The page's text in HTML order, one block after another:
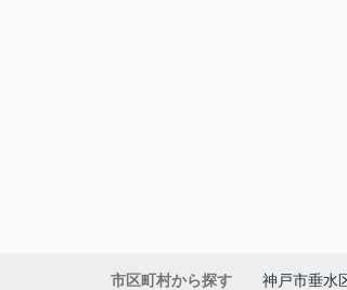
市区町村から探す 神戸市垂水